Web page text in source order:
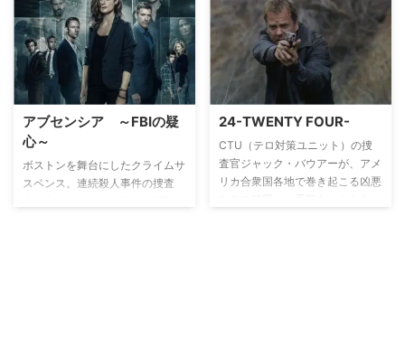
員が移動願いを提出する。しか
し、解明の糸口すら見えなかった
難事件を、容疑者の自白を引き出
すことによって解決に導く”クロ
ーザー”としての手腕を目の当た
りにしたチームのメンバーは、次
第にブレンダに一目置くようにな
る。
ルと生真面目で頑固なベケットは
性格的に水と油。暴力が嫌いで拳
銃すらろくに持てないキャッスル
が次第に公私ともにお互いを認め
て受け入れていく――。
アブセンシア ～FBIの疑
心～
ボストンを舞台にしたクライムサ
スペンス。連続殺人事件の捜査
24-TWENTY FOUR-
CTU（テロ対策ユニット）の捜
査官ジャック・バウアーが、アメ
リカ合衆国各地で巻き起こる凶悪